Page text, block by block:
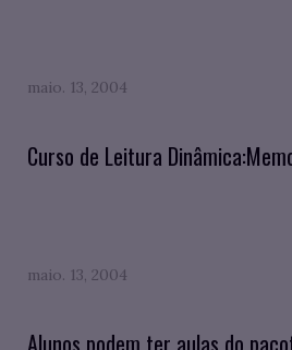
maio. 13, 2004
Curso de Leitura
maio. 13, 2004
Alunos podem ter aulas do